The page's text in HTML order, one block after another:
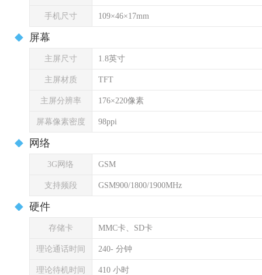
手机尺寸 109×46×17mm
屏幕
主屏尺寸 1.8英寸
主屏材质 TFT
主屏分辨率 176×220像素
屏幕像素密度 98ppi
网络
3G网络 GSM
支持频段 GSM900/1800/1900MHz
硬件
存储卡 MMC卡、SD卡
理论通话时间 240- 分钟
理论待机时间 410 小时